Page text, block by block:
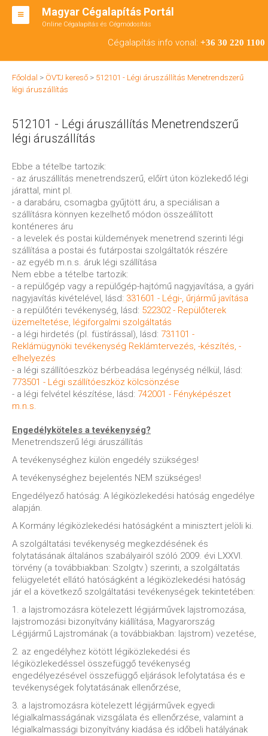
Magyar Cégalapítás Portál
Online Cégalapítás és Cégmódosítás
Cégalapítás info vonal: +36 30 220 1100
BT ALAPÍTÁS
RT ALAPÍTÁS
ÁTALAKULÁS
ENGEDÉLYKÖTELES
IRODÁK
Főoldal > ÖVTJ kereső > 512101 - Légi áruszállítás Menetrendszerű
légi áruszállítás
512101 - Légi áruszállítás Menetrendszerű
légi áruszállítás
Ebbe a tételbe tartozik:
- az áruszállítás menetrendszerű, előírt úton közlekedő légi
járattal, mint pl.
- a darabáru, csomagba gyűjtött áru, a speciálisan a
szállításra könnyen kezelhető módon összeállított
konténeres áru
- a levelek és postai küldemények menetrend szerinti légi
szállítása a postai és futárpostai szolgáltatók részére
- az egyéb m.n.s. áruk légi szállítása
Nem ebbe a tételbe tartozik:
- a repülőgép vagy a repülőgép-hajtómű nagyjavítása, a gyári
nagyjavítás kivételével, lásd: 331601 - Légi-, űrjármű javítása
- a repülőtéri tevékenység, lásd: 522302 - Repülőterek
üzemeltetése, légiforgalmi szolgáltatás
- a légi hirdetés (pl. füstírással), lásd: 731101 -
Reklámügynöki tevékenység Reklámtervezés, -készítés, -
elhelyezés
- a légi szállítóeszköz bérbeadása legénység nélkül, lásd:
773501 - Légi szállítóeszköz kölcsönzése
- a légi felvétel készítése, lásd: 742001 - Fényképészet
m.n.s.
Engedélyköteles a tevékenység?
Menetrendszerű légi áruszállítás
A tevékenységhez külön engedély szükséges!
A tevékenységhez bejelentés NEM szükséges!
Engedélyező hatóság: A légiközlekedési hatóság engedélye
alapján.
A Kormány légiközlekedési hatóságként a minisztert jelöli ki.
A szolgáltatási tevékenység megkezdésének és
folytatásának általános szabályairól szóló 2009. évi LXXVI.
törvény (a továbbiakban: Szolgtv.) szerinti, a szolgáltatás
felügyeletét ellátó hatóságként a légiközlekedési hatóság
jár el a következő szolgáltatási tevékenységek tekintetében:
1. a lajstromozásra kötelezett légijárművek lajstromozása,
lajstromozási bizonyítvány kiállítása, Magyarország
Légijármű Lajstromának (a továbbiakban: lajstrom) vezetése,
2. az engedélyhez kötött légiközlekedési és
légiközlekedéssel összefüggő tevékenység
engedélyezésével összefüggő eljárások lefolytatása és e
tevékenységek folytatásának ellenőrzése,
3. a lajstromozásra kötelezett légijárművek egyedi
légialkalmasságának vizsgálata és ellenőrzése, valamint a
légialkalmassági bizonyítvány kiadása és időbeli hatályának